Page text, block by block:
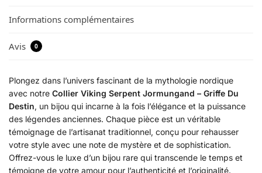
Informations complémentaires
Avis 0
Plongez dans l’univers fascinant de la mythologie nordique
avec notre Collier Viking Serpent Jormungand – Griffe Du
Destin, un bijou qui incarne à la fois l’élégance et la puissance
des légendes anciennes. Chaque pièce est un véritable
témoignage de l’artisanat traditionnel, conçu pour rehausser
votre style avec une note de mystère et de sophistication.
Offrez-vous le luxe d’un bijou rare qui transcende le temps et
témoigne de votre amour pour l’authenticité et l’originalité.